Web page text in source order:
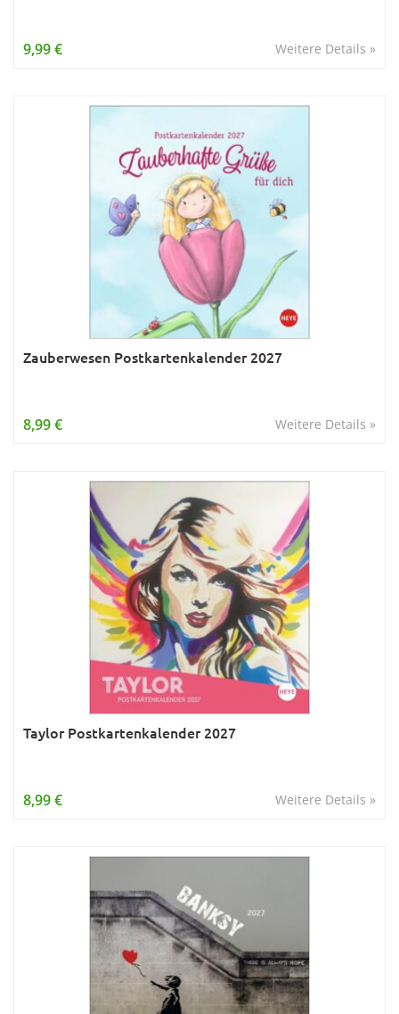
Weitere Details »
9,99 €
Zauberwesen Postkartenkalender 2027
Weitere Details »
8,99 €
Taylor Postkartenkalender 2027
Weitere Details »
8,99 €